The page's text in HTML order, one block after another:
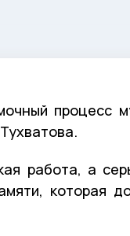
процесс
работа, а
которая